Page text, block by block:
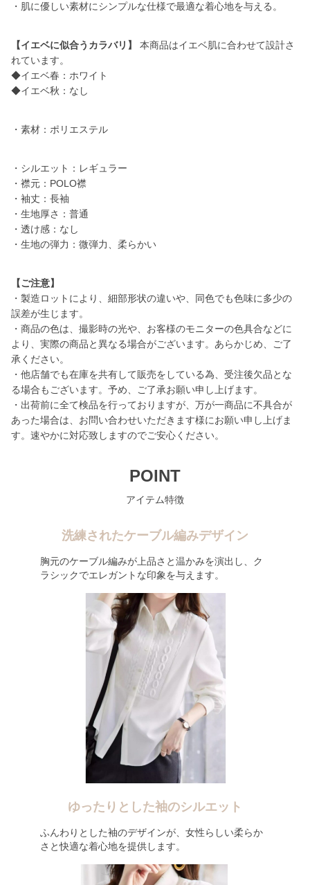
・肌に優しい素材にシンプルな仕様で最適な着心地を与える。
【イエベに似合うカラバリ】
本商品はイエベ肌に合わせて設計さ
れています。
◆イエベ春：ホワイト
◆イエベ秋：なし
・素材：ポリエステル
・シルエット：レギュラー
・襟元：POLO襟
・袖丈：長袖
・生地厚さ：普通
・透け感：なし
・生地の弾力：微弾力、柔らかい
【ご注意】
・製造ロットにより、細部形状の違いや、同色でも色味に多少の
誤差が生じます。
・商品の色は、撮影時の光や、お客様のモニターの色具合などに
より、実際の商品と異なる場合がございます。あらかじめ、ご了
承ください。
・他店舗でも在庫を共有して販売をしている為、受注後欠品とな
る場合もございます。予め、ご了承お願い申し上げます。
・出荷前に全て検品を行っておりますが、万が一商品に不具合が
あった場合は、お問い合わせいただきます様にお願い申し上げま
す。速やかに対応致しますのでご安心ください。
POINT
アイテム特徴
洗練されたケーブル編みデザイン
胸元のケーブル編みが上品さと温かみを演出し、ク
ラシックでエレガントな印象を与えます。
ゆったりとした袖のシルエット
ふんわりとした袖のデザインが、女性らしい柔らか
さと快適な着心地を提供します。